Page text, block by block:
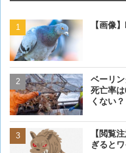
【画像
ベーリ
死亡率
くない？
【閲覧
ぎると